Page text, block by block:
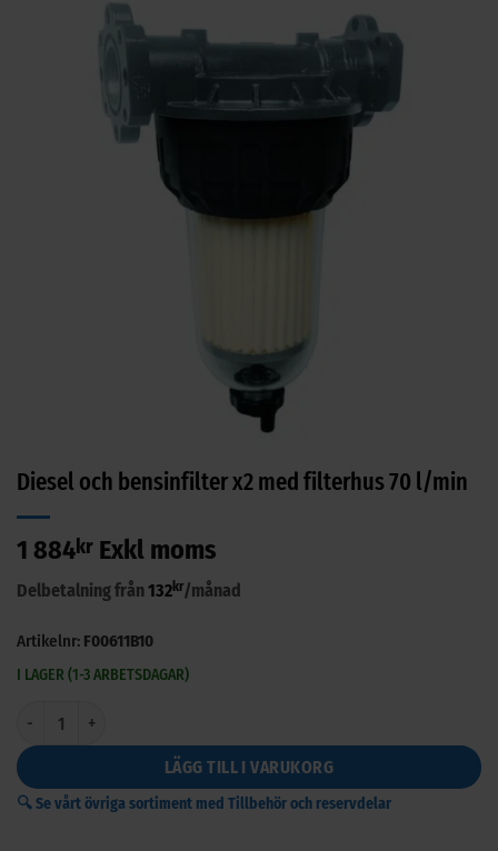
Diesel och bensinfilter x2 med filterhus 70 l/min
1 884kr Exkl moms
Delbetalning från132 kr/månad
Artikelnr: F00611B10
I LAGER (1-3 ARBETSDAGAR)
LÄGG TILL I VARUKORG
🔍 Se vårt övriga sortiment med Tillbehör och reservdelar